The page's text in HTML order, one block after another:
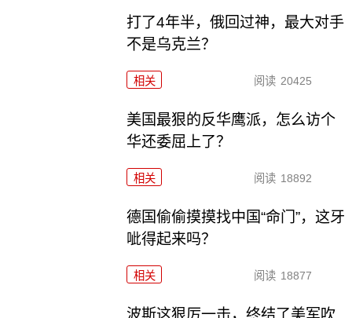
打了4年半，俄回过神，最大对手
不是乌克兰？
相关 阅读 20425
美国最狠的反华鹰派，怎么访个
华还委屈上了？
相关 阅读 18892
德国偷偷摸摸找中国“命门”，这牙
呲得起来吗？
相关 阅读 18877
波斯这狠厉一击，终结了美军吹